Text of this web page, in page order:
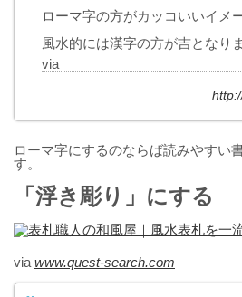
ローマ字の方がカッコいいイメ
風水的には漢字の方が吉となりま
via
ローマ字にするのならば読みやすい
す。
「浮き彫り」にする
via www.quest-search.com